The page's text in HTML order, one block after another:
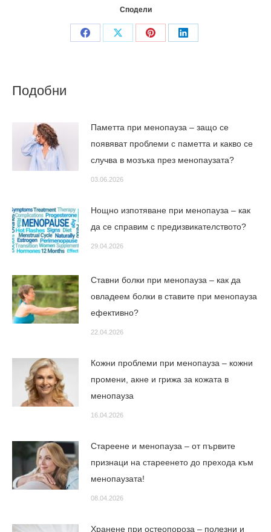
Сподели
Share
Share
Share
Share
Подобни
Паметта при менопауза – защо се
появяват проблеми с паметта и какво се
случва в мозъка през менопаузата?
03.06.2026
Нощно изпотяване при менопауза – как
да се справим с предизвикателството?
29.04.2026
Ставни болки при менопауза – как да
овладеем болки в ставите при менопауза
ефективно?
22.04.2026
Кожни проблеми при менопауза – кожни
промени, акне и грижа за кожата в
менопауза
16.04.2026
Стареене и менопауза – от първите
признаци на стареенето до прехода към
менопаузата!
08.04.2026
Хранене при остеопороза – полезни и